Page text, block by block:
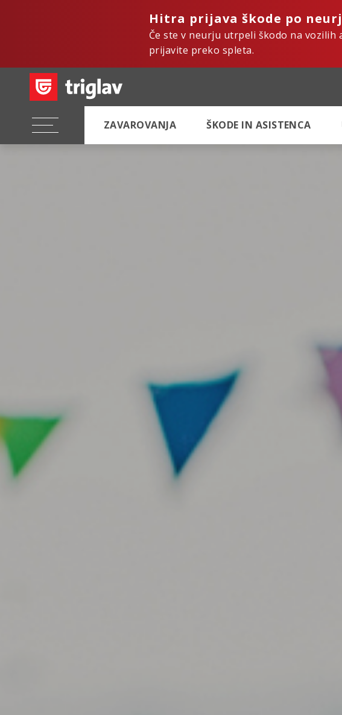
Hitra prijava škode po
Če ste v neurju utrpeli škodo na
prijavite preko spleta.
ZAVAROVANJA ŠKODE IN ASISTENCA